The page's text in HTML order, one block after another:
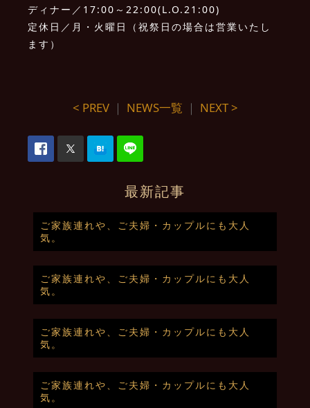
ディナー／17:00～22:00(L.O.21:00)
定休日／月・火曜日（祝祭日の場合は営業いたし
ます）
< PREV｜ NEWS一覧 ｜ NEXT >
最新記事
ご家族連れや、ご夫婦・カップルにも大人
気。
ご家族連れや、ご夫婦・カップルにも大人
気。
ご家族連れや、ご夫婦・カップルにも大人
気。
ご家族連れや、ご夫婦・カップルにも大人
気。